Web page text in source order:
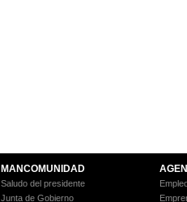
MANCOMUNIDAD
Saludo del presidente
Junta de Gobierno